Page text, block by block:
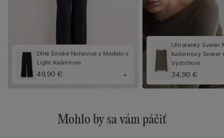
Dlhé Široké Nohavice z Modalu s
Light Kašmírom
49,90 €
Ultratenký Sveter
Kašmírový Sveter
Výstrihom
34,90 €
Mohlo by sa vám páčiť